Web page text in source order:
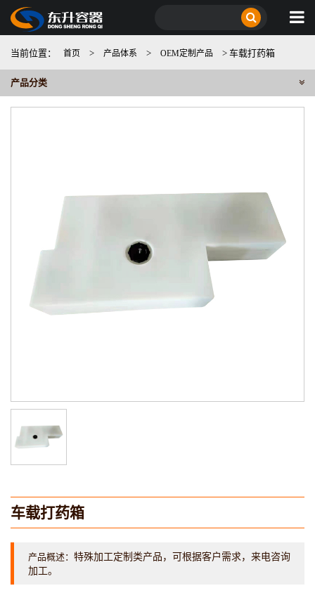
当前位置： 首页 > 产品体系 > OEM定制产品 > 车载打药箱
产品分类
车载打药箱
产品概述： 特殊加工定制类产品，可根据客户需求，来电咨询
加工。